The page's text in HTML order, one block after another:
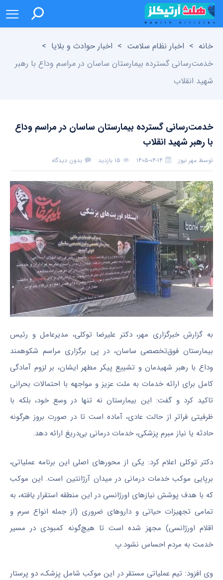
خانه > اخبار نظام سلامت > اخبار حوادث و بلایا >
خدمت‌رسانی گسترده بیمارستان ساسان در مراسم وداع با رهبر
شهید انقلاب
خدمت‌رسانی گسترده بیمارستان ساسان در مراسم وداع
با رهبر شهید انقلاب
توسط مهر نیوز ۱۴۰۵-۰۴-۱۴ ۱۵ بازدید بدون دیدگاه
به گزارش خبرگزاری مهر، دکتر علیرضا توکلی، مدیرعامل و رئیس
بیمارستان فوق‌تخصصی ساسان، در پی برگزاری مراسم شکوهمند
وداع با رهبر شهیدمان و تشییع پیکر مطهر ایشان، بر لزوم آمادگی
کامل برای ارائه خدمات به ملت عزیز و مواجهه با احتمالات بحرانی
تاکید کرد و گفت: این بیمارستان نه تنها در وسع خود، بلکه با
ظرفیتی فراتر از حالت عادی، آماده است تا در صورت بروز هرگونه
حادثه یا نیاز مبرم پزشکی، خدمات درمانی بی‌دریغ ارائه دهد.
دکتر توکلی اعلام کرد: یکی از محورهای اصلی این برنامه عملیاتی،
برپایی موکب خدمات درمانی در میدان آرژانتین است. این موکب
که با هدف پوشش نیازهای اورژانسی در این منطقه استقرار یافته، به
تمامی تجهیزات حیاتی و داروهای ضروری (از جمله انواع سرم و
اقلام اورژانسی) مجهز شده است تا هیچ‌گونه کمبودی در مسیر
خدمت به مردم احساس نشود.پ
وی افزود: تیم عملیاتی مستقر در این موکب شامل پزشک، دو پرستار